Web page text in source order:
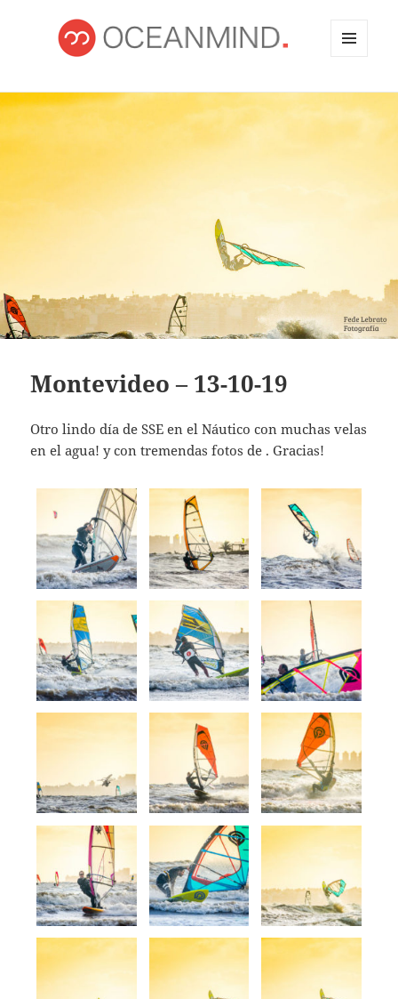
OCEANMIND
WIDGETS
Montevideo – 13-10-19
Otro lindo día de SSE en el Náutico con muchas velas
en el agua! y con tremendas fotos de . Gracias!